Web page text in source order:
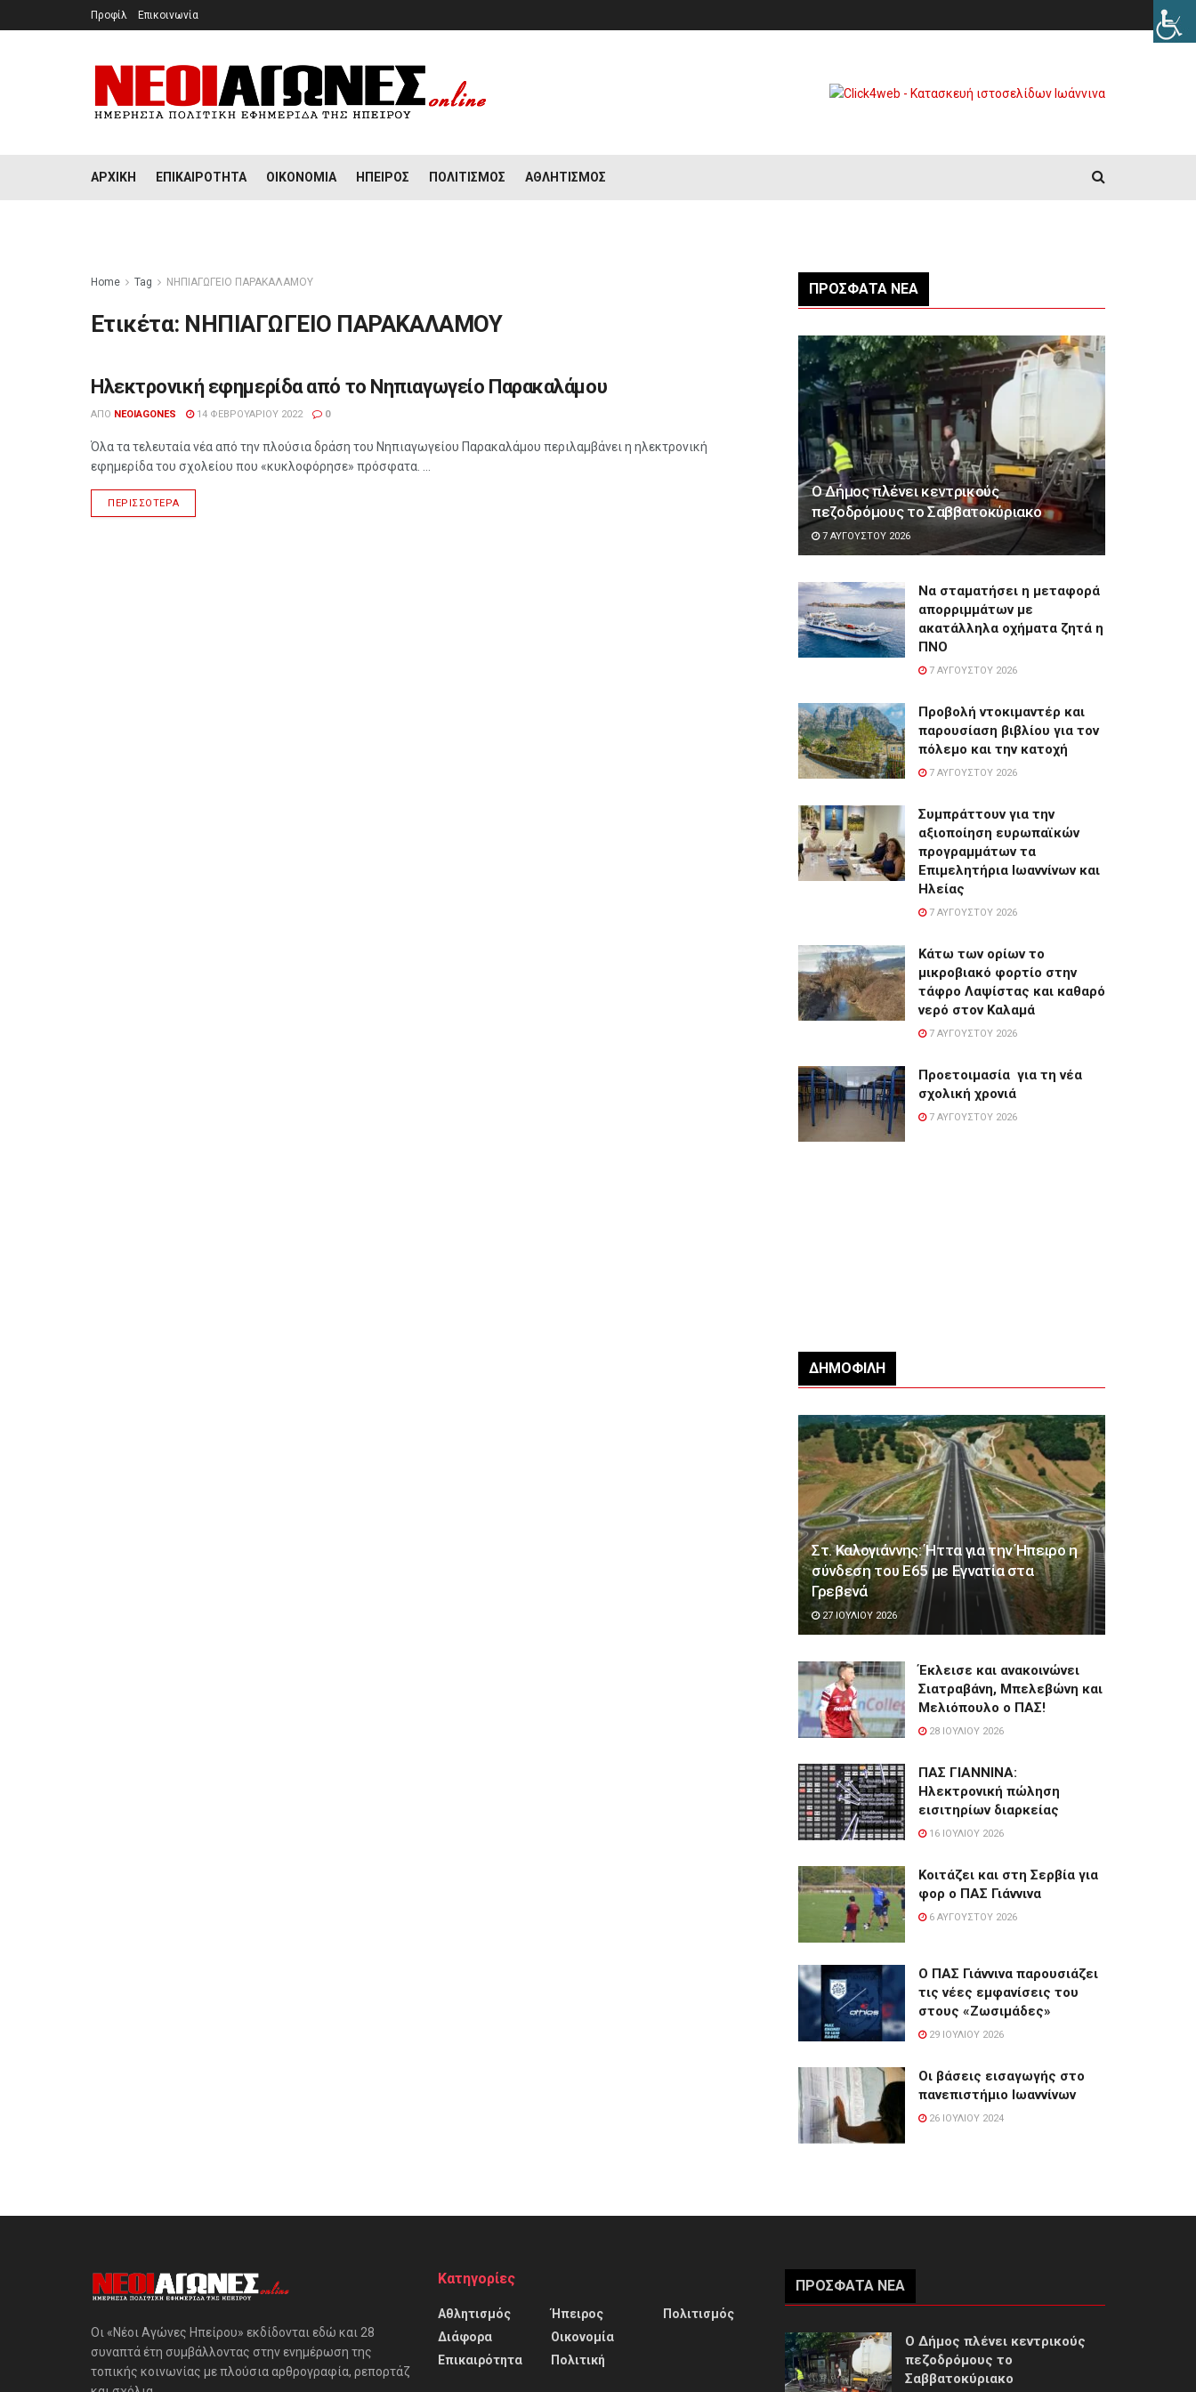
Προφίλ Επικοινωνία
ΑΡΧΙΚΉ ΕΠΙΚΑΙΡΌΤΗΤΑ ΟΙΚΟΝΟΜΊΑ ΉΠΕΙΡΟΣ ΠΟΛΙΤΙΣΜΌΣ ΑΘΛΗΤΙΣΜΌΣ
Home Tag ΝΗΠΙΑΓΩΓΕΙΟ ΠΑΡΑΚΑΛΑΜΟΥ
Ετικέτα: ΝΗΠΙΑΓΩΓΕΙΟ ΠΑΡΑΚΑΛΑΜΟΥ
ΔΙΆΦΟΡΑ
Ηλεκτρονική εφημερίδα από το Νηπιαγωγείο Παρακαλάμου
ΑΠΌ NEOIAGONES 14 ΦΕΒΡΟΥΑΡΊΟΥ 2022 0
Όλα τα τελευταία νέα από την πλούσια δράση του Νηπιαγωγείου Παρακαλάμου περιλαμβάνει η ηλεκτρονική
εφημερίδα του σχολείου που «κυκλοφόρησε» πρόσφατα. ...
ΠΕΡΙΣΣΌΤΕΡΑ
ΠΡΌΣΦΑΤΑ ΝΈΑ
Ο Δήμος πλένει κεντρικούς
πεζοδρόμους το Σαββατοκύριακο
7 ΑΥΓΟΎΣΤΟΥ 2026
Να σταματήσει η μεταφορά
απορριμμάτων με
ακατάλληλα οχήματα ζητά η
ΠΝΟ
7 ΑΥΓΟΎΣΤΟΥ 2026
Προβολή ντοκιμαντέρ και
παρουσίαση βιβλίου για τον
πόλεμο και την κατοχή
7 ΑΥΓΟΎΣΤΟΥ 2026
Συμπράττουν για την
αξιοποίηση ευρωπαϊκών
προγραμμάτων τα
Επιμελητήρια Ιωαννίνων και
Ηλείας
7 ΑΥΓΟΎΣΤΟΥ 2026
Κάτω των ορίων το
μικροβιακό φορτίο στην
τάφρο Λαψίστας και καθαρό
νερό στον Καλαμά
7 ΑΥΓΟΎΣΤΟΥ 2026
Προετοιμασία για τη νέα
σχολική χρονιά
7 ΑΥΓΟΎΣΤΟΥ 2026
ΔΗΜΟΦΙΛΉ
Στ. Καλογιάννης: Ήττα για την Ήπειρο η
σύνδεση του Ε65 με Εγνατία στα
Γρεβενά
27 ΙΟΥΛΊΟΥ 2026
Έκλεισε και ανακοινώνει
Σιατραβάνη, Μπελεβώνη και
Μελιόπουλο ο ΠΑΣ!
28 ΙΟΥΛΊΟΥ 2026
ΠΑΣ ΓΙΑΝΝΙΝΑ:
Hλεκτρονική πώληση
εισιτηρίων διαρκείας
16 ΙΟΥΛΊΟΥ 2026
Κοιτάζει και στη Σερβία για
φορ ο ΠΑΣ Γιάννινα
6 ΑΥΓΟΎΣΤΟΥ 2026
Ο ΠΑΣ Γιάννινα παρουσιάζει
τις νέες εμφανίσεις του
στους «Ζωσιμάδες»
29 ΙΟΥΛΊΟΥ 2026
Οι βάσεις εισαγωγής στο
πανεπιστήμιο Ιωαννίνων
26 ΙΟΥΛΊΟΥ 2024
Οι «Νέοι Αγώνες Ηπείρου» εκδίδονται εδώ και 28
συναπτά έτη συμβάλλοντας στην ενημέρωση της
τοπικής κοινωνίας με πλούσια αρθρογραφία, ρεπορτάζ
Κατηγορίες
Αθλητισμός
Διάφορα
Επικαιρότητα
Ήπειρος
Οικονομία
Πολιτική
Πολιτισμός
ΠΡΌΣΦΑΤΑ ΝΈΑ
Ο Δήμος πλένει κεντρικούς
πεζοδρόμους το
Σαββατοκύριακο